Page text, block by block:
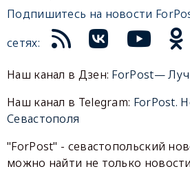
Подпишитесь на новости
сетях:
Наш канал в Дзен: ForPost—
Наш канал в Telegram: ForPost.
Севастополя
"ForPost" - севастопольский
можно найти не только